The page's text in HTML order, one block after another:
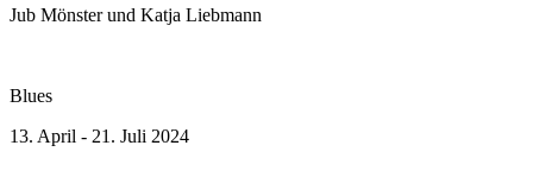
Jub Mönster und Katja Liebmann
Blues
13. April - 21. Juli 2024